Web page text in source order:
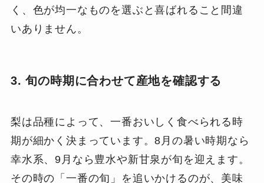
く、色が均一なものを選ぶと喜ばれること間違
いありません。
3. 旬の時期に合わせて産地を確認する
梨は品種によって、一番おいしく食べられる時
期が細かく決まっています。8月の暑い時期なら
幸水系、9月なら豊水や新甘泉が旬を迎えます。
その時の「一番の旬」を追いかけるのが、美味